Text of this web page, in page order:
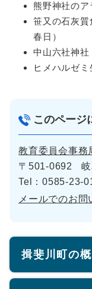
熊野神社のア
笹又の石灰質
春日）
中山六社神社
ヒメハルゼミ
このページ
教育委員会事務
〒501-0692
Tel：0585-23-
メールでのお問
揖斐川町の